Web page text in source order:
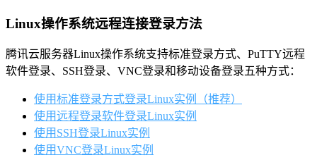
Linux操作系统远程连接登录方法
腾讯云服务器Linux操作系统支持标准登录方式、PuTTY远程
软件登录、SSH登录、VNC登录和移动设备登录五种方式：
使用标准登录方式登录Linux实例（推荐）
使用远程登录软件登录Linux实例
使用SSH登录Linux实例
使用VNC登录Linux实例